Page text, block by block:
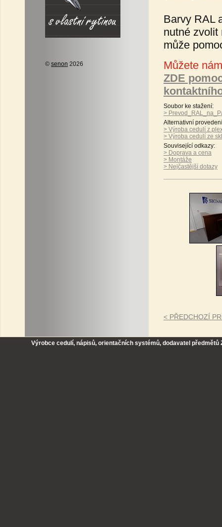
© senon 2026
Barvy RAL
nutné zvolit
může
Můžete
ZDE
Soubor ke stažení:
>
Alternativní
> Výroba cedulí z
> Výroba cedulí ze
Související odkazy:
> Doprava a cena
> Montáže
> Nejčastější dotazy
< PŘEDCHOZÍ
Výrobce cedulí, nápisů, orientačních systémů, dodavatel předmětů